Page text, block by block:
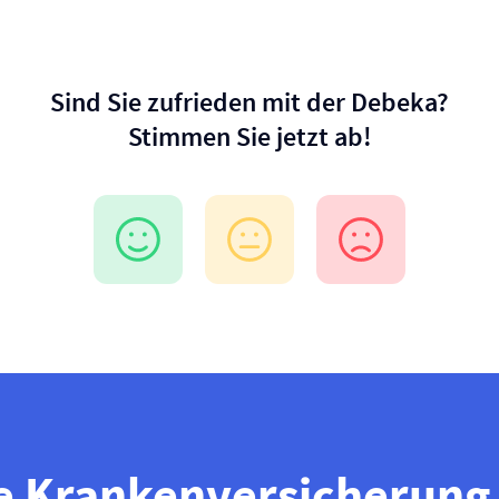
Sind Sie zufrieden mit der Debeka?
Stimmen Sie jetzt ab!